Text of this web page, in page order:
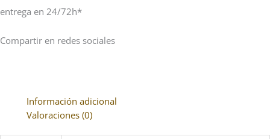
entrega en 24/72h*
Compartir en redes sociales
Información adicional
Valoraciones (0)